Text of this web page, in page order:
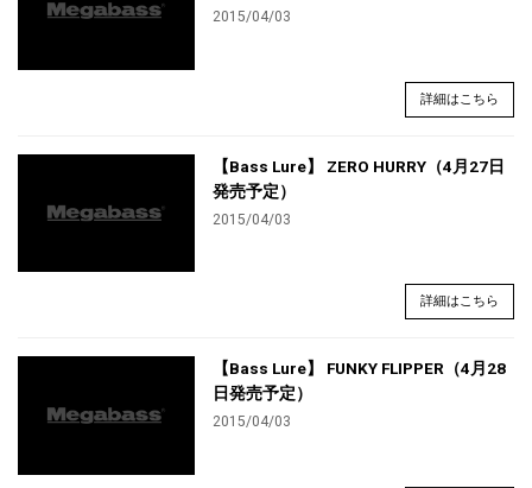
2015/04/03
詳細はこちら
【Bass Lure】 ZERO HURRY（4月27日
発売予定）
2015/04/03
詳細はこちら
【Bass Lure】 FUNKY FLIPPER（4月28
日発売予定）
2015/04/03